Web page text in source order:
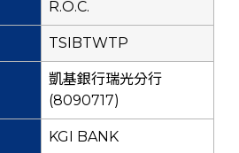
R.O.C.
TSIBTWTP
凱基銀行瑞光分行
(8090717)
KGI BANK